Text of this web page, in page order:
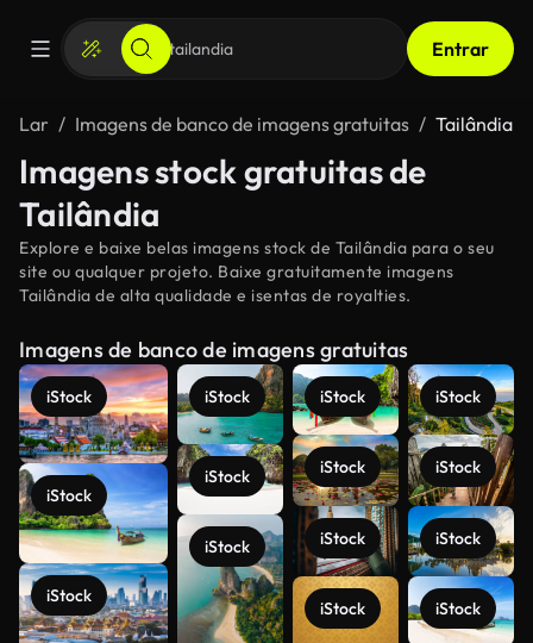
Entrar
Lar Imagens de banco de imagens gratuitas Tailândia
Imagens stock gratuitas de
Tailândia
Explore e baixe belas imagens stock de Tailândia para o seu
site ou qualquer projeto. Baixe gratuitamente imagens
Tailândia de alta qualidade e isentas de royalties.
Imagens de banco de imagens gratuitas
iStock
iStock
iStock
iStock
iStock
iStock
iStock
iStock
iStock
iStock
iStock
iStock
iStock
iStock